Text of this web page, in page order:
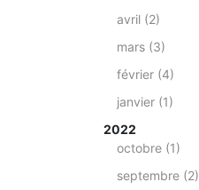
avril (2)
mars (3)
février (4)
janvier (1)
2022
octobre (1)
septembre (2)